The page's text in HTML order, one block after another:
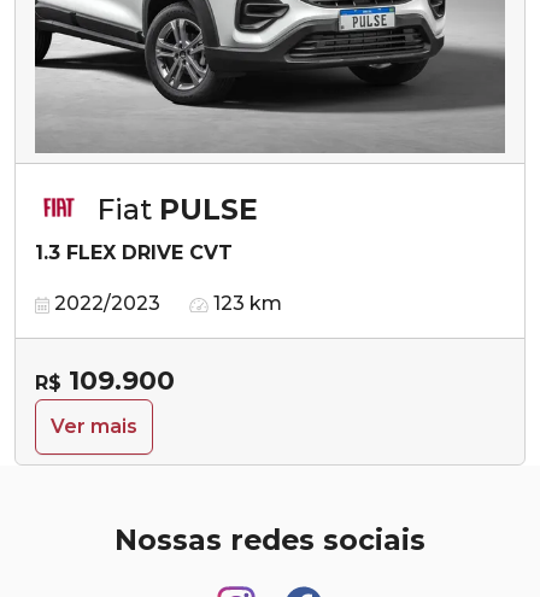
Fiat PULSE
1.3 FLEX DRIVE CVT
2022/2023 123 km
R$ 109.900
Ver mais
Nossas redes sociais